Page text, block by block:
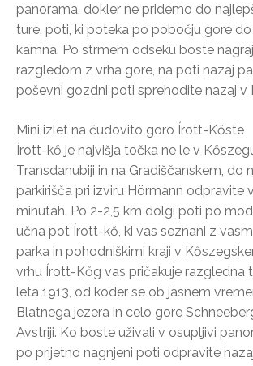
panorama, dokler ne pridemo do
ture, poti, ki poteka po pobočju gore
kamna. Po strmem odseku boste
razgledom z vrha gore, na poti nazaj
poševni gozdni poti sprehodite nazaj v
Mini izlet na čudovito goro Írott-Kőste
Írott-kő je najvišja točka ne le v
Transdanubiji in na Gradiščanskem, do
parkirišča pri izviru Hörmann odpravite
minutah. Po 2-2,5 km dolgi poti po
učna pot Írott-kő, ki vas seznani z
parka in pohodniškimi kraji v
vrhu Írott-Kőg vas pričakuje razgledna
leta 1913, od koder se ob jasnem
Blatnega jezera in celo gore
Avstriji. Ko boste uživali v osupljivi
po prijetno nagnjeni poti odpravite